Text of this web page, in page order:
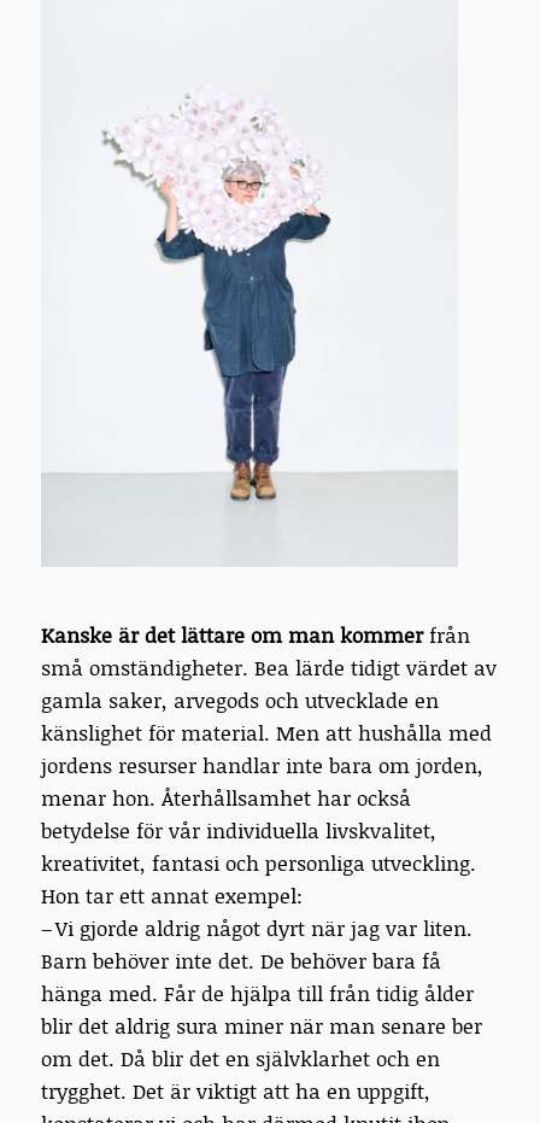
Kanske är det lättare om man kommerfrån
små omständigheter. Bea lärde tidigt värdet av
gamla saker, arvegods och utvecklade en
känslighet för material. Men att hushålla med
jordens resurser handlar inte bara om jorden,
menar hon. Återhållsamhet har också
betydelse för vår individuella livskvalitet,
kreativitet, fantasi och personliga utveckling.
Hon tar ett annat exempel:
– Vi gjorde aldrig något dyrt när jag var liten.
Barn behöver inte det. De behöver bara få
hänga med. Får de hjälpa till från tidig ålder
blir det aldrig sura miner när man senare ber
om det. Då blir det en självklarhet och en
trygghet. Det är viktigt att ha en uppgift,